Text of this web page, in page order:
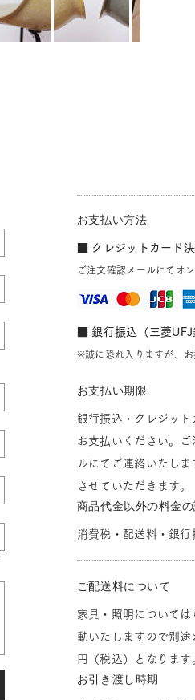
お支払い方法
■ クレジットカード
ご注文確認メールにてオ
■ 銀行振込（三菱UFJ
※誠に恐れ入りますが、お
お支払い期限
銀行振込・クレジッ
お支払いください。
ルにてご連絡いたし
させていただきます。
商品代金以外の料金
消費税・配送料・銀行
ご配送料について
家具・照明について
動いたしますので別
円（税込）となります
お引き渡し時期